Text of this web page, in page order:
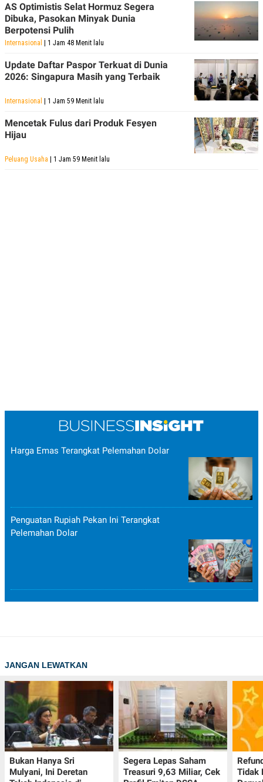
I
S
I
N
G
G
M
I
.
I
AS Optimistis Selat Hormuz Segera
Dibuka, Pasokan Minyak Dunia
Berpotensi Pulih
Internasional | 1 Jam 48 Menit lalu
Update Daftar Paspor Terkuat di Dunia
2026: Singapura Masih yang Terbaik
Internasional | 1 Jam 59 Menit lalu
Mencetak Fulus dari Produk Fesyen
Hijau
Peluang Usaha | 1 Jam 59 Menit lalu
Harga Emas Terangkat Pelemahan Dolar
Penguatan Rupiah Pekan Ini Terangkat
Pelemahan Dolar
JANGAN LEWATKAN
Bukan Hanya Sri
Mulyani, Ini Deretan
Segera Lepas Saham
Treasuri 9,63 Miliar, Cek
Tidak